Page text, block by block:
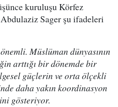
kuruluşu Körfez
Sager şu ifadeleri
Müslüman dünyasının
arttığı bir dönemde bir
güçlerin ve orta ölçekli
daha yakın koordinasyon
gösteriyor.